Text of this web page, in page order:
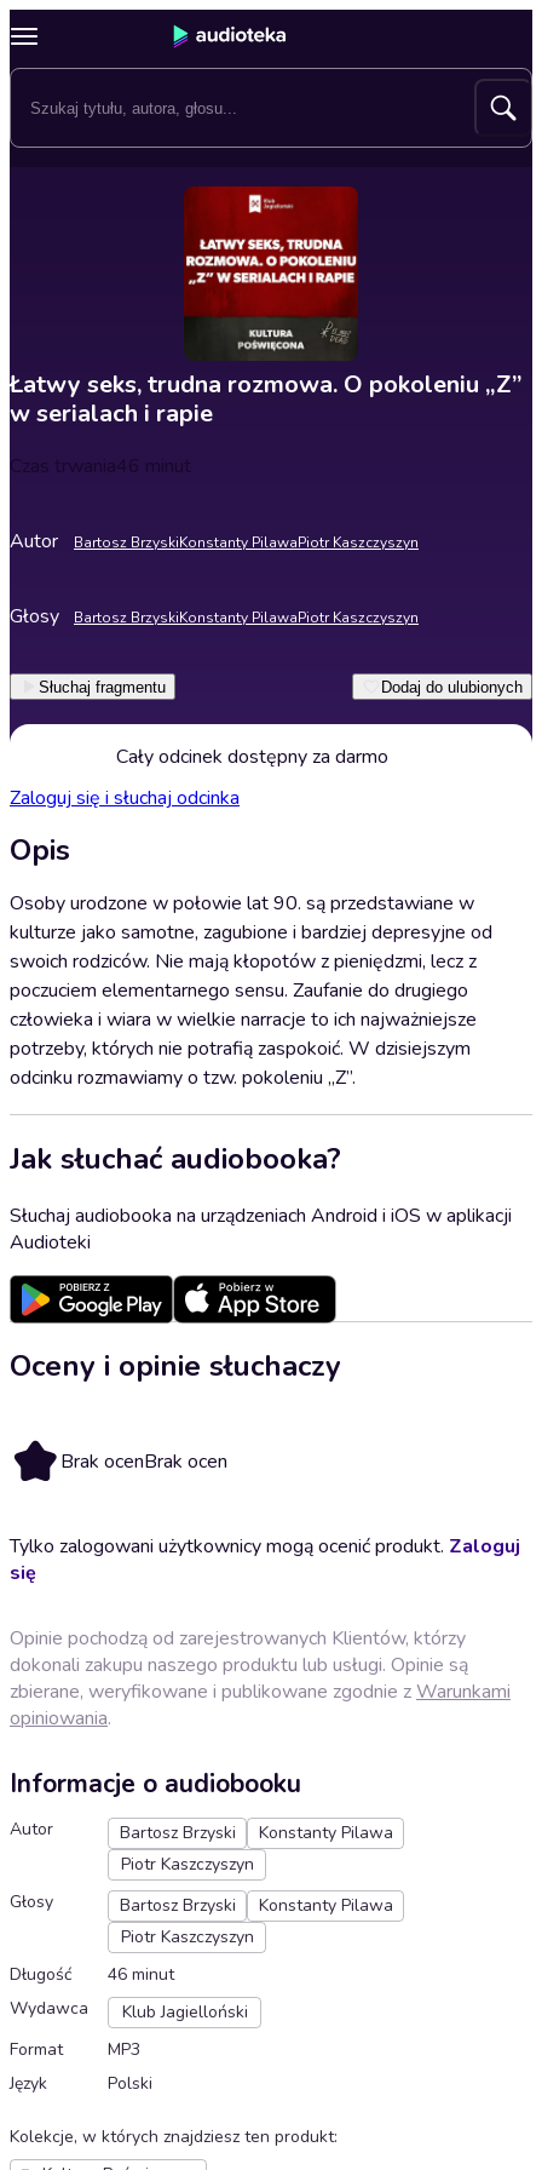
Łatwy seks, trudna rozmowa. O pokoleniu „Z”
w serialach i rapie
Czas trwania46 minut
Autor Bartosz BrzyskiKonstanty PilawaPiotr Kaszczyszyn
Głosy Bartosz BrzyskiKonstanty PilawaPiotr Kaszczyszyn
Słuchaj fragmentu Dodaj do ulubionych
Cały odcinek dostępny za darmo
Zaloguj się i słuchaj odcinka
Opis
Osoby urodzone w połowie lat 90. są przedstawiane w
kulturze jako samotne, zagubione i bardziej depresyjne od
swoich rodziców. Nie mają kłopotów z pieniędzmi, lecz z
poczuciem elementarnego sensu. Zaufanie do drugiego
człowieka i wiara w wielkie narracje to ich najważniejsze
potrzeby, których nie potrafią zaspokoić. W dzisiejszym
odcinku rozmawiamy o tzw. pokoleniu „Z”.
Jak słuchać audiobooka?
Słuchaj audiobooka na urządzeniach Android i iOS w aplikacji
Audioteki
Oceny i opinie słuchaczy
Brak ocenBrak ocen
Tylko zalogowani użytkownicy mogą ocenić produkt. Zaloguj
się
Opinie pochodzą od zarejestrowanych Klientów, którzy
dokonali zakupu naszego produktu lub usługi. Opinie są
zbierane, weryfikowane i publikowane zgodnie zWarunkami
opiniowania.
Informacje o audiobooku
Autor Bartosz Brzyski
Konstanty Pilawa
Piotr Kaszczyszyn
Głosy
Bartosz Brzyski
Konstanty Pilawa
Piotr Kaszczyszyn
Długość
46 minut
Wydawca
Klub Jagielloński
Format
MP3
Język
Polski
Kolekcje, w których znajdziesz ten produkt: